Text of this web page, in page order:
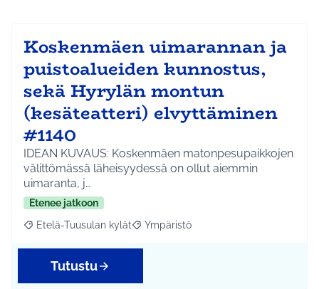
Koskenmäen uimarannan ja
puistoalueiden kunnostus,
sekä Hyrylän montun
(kesäteatteri) elvyttäminen
#1140
IDEAN KUVAUS: Koskenmäen matonpesupaikkojen
välittömässä läheisyydessä on ollut aiemmin
uimaranta, j…
Etenee jatkoon
Rajaa tulokset aihepiirin mukaan: Etelä-Tuusulan kylät
Etelä-Tuusulan kylät Rajaa tulokset teeman mukaan:
Ympäristö
Tutustu